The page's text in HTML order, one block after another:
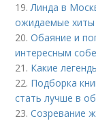
19.Линда в
ожидаемые хиты
20.Обаяние и
интересным
21. Какие
22. Подборка
стать лучше в
23.Созревание